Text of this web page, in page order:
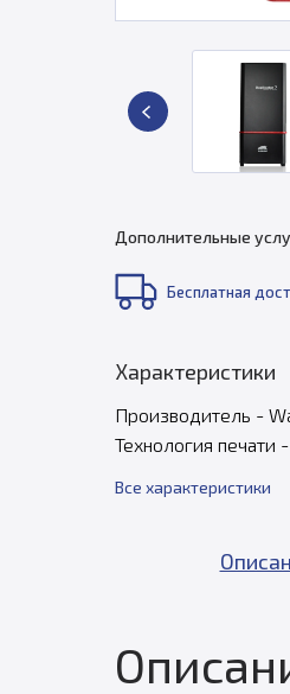
Дополнительные
Бесплатная
Характеристики
Производитель -
Технология печати
Все характеристики